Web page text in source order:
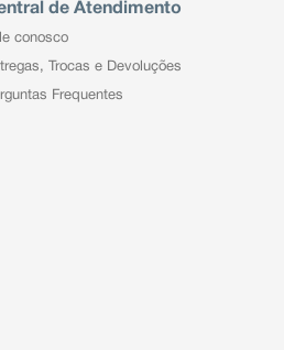
de Atendimento
conosco
Trocas e Devoluções
Frequentes